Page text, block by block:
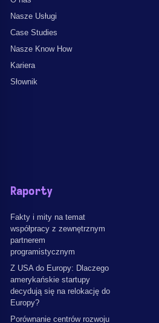
Nasze Usługi
Case Studies
Nasze Know How
Kariera
Słownik
Raporty
Fakty i mity na temat
współpracy z zewnętrznym
partnerem
programistycznym
Z USA do Europy: Dlaczego
amerykańskie startupy
decydują się na relokację do
Europy?
Porównanie centrów rozwoju